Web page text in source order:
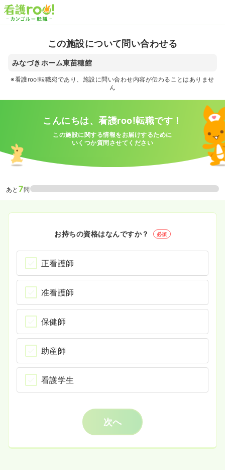
この施設について問い合わせる
みなづきホーム東苗穂館
※看護roo!転職宛であり、施設に問い合わせ内容が伝わることはありませ
ん
こんにちは、看護roo!転職です！
この施設に関する情報をお届けするために
いくつか質問させてください
あと 7問
お持ちの資格はなんですか？ 必須
正看護師
准看護師
保健師
助産師
看護学生
次へ